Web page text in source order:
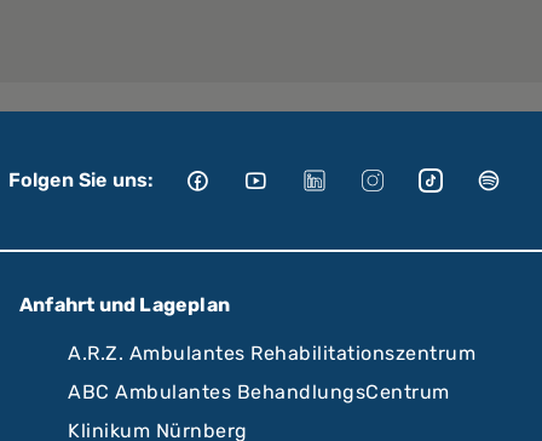
Folgen Sie uns:
Anfahrt und Lageplan
A.R.Z. Ambulantes Rehabilitationszentrum
ABC Ambulantes BehandlungsCentrum
Klinikum Nürnberg